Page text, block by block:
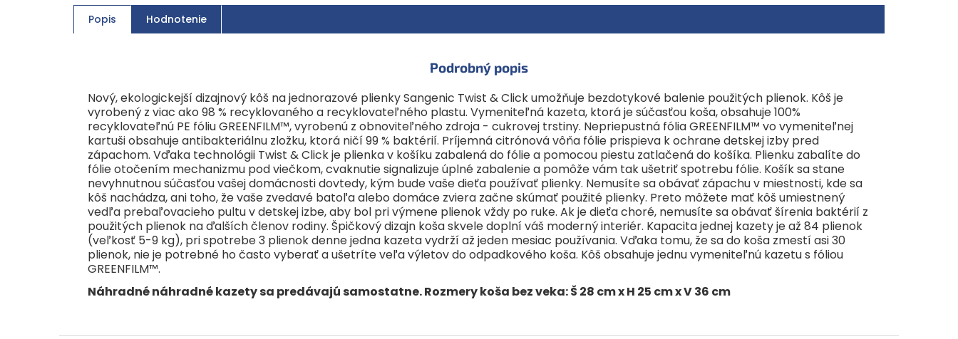
Popis Hodnotenie
Podrobný popis
Nový, ekologickejší dizajnový kôš na jednorazové plienky Sangenic Twist & Click umožňuje bezdotykové balenie použitých plienok. Kôš je
vyrobený z viac ako 98 % recyklovaného a recyklovateľného plastu. Vymeniteľná kazeta, ktorá je súčasťou koša, obsahuje 100%
recyklovateľnú PE fóliu GREENFILM™, vyrobenú z obnoviteľného zdroja - cukrovej trstiny. Nepriepustná fólia GREENFILM™ vo vymeniteľnej
kartuši obsahuje antibakteriálnu zložku, ktorá ničí 99 % baktérií. Príjemná citrónová vôňa fólie prispieva k ochrane detskej izby pred
zápachom. Vďaka technológii Twist & Click je plienka v košíku zabalená do fólie a pomocou piestu zatlačená do košíka. Plienku zabalíte do
fólie otočením mechanizmu pod viečkom, cvaknutie signalizuje úplné zabalenie a pomôže vám tak ušetriť spotrebu fólie. Košík sa stane
nevyhnutnou súčasťou vašej domácnosti dovtedy, kým bude vaše dieťa používať plienky. Nemusíte sa obávať zápachu v miestnosti, kde sa
kôš nachádza, ani toho, že vaše zvedavé batoľa alebo domáce zviera začne skúmať použité plienky. Preto môžete mať kôš umiestnený
vedľa prebaľovacieho pultu v detskej izbe, aby bol pri výmene plienok vždy po ruke. Ak je dieťa choré, nemusíte sa obávať šírenia baktérií z
použitých plienok na ďalších členov rodiny. Špičkový dizajn koša skvele doplní váš moderný interiér. Kapacita jednej kazety je až 84 plienok
(veľkosť 5-9 kg), pri spotrebe 3 plienok denne jedna kazeta vydrží až jeden mesiac používania. Vďaka tomu, že sa do koša zmestí asi 30
plienok, nie je potrebné ho často vyberať a ušetríte veľa výletov do odpadkového koša. Kôš obsahuje jednu vymeniteľnú kazetu s fóliou
GREENFILM™.
Náhradné náhradné kazety sa predávajú samostatne. Rozmery koša bez veka: Š 28 cm x H 25 cm x V 36 cm